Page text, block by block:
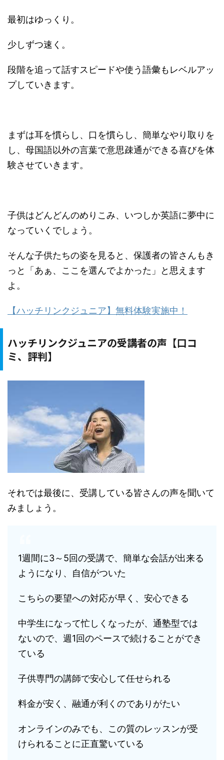
最初はゆっくり。
少しずつ速く。
段階を追って話すスピードや使う語彙もレベルアッ
プしていきます。
まずは耳を慣らし、口を慣らし、簡単なやり取りを
し、母国語以外の言葉で意思疎通ができる喜びを体
験させていきます。
子供はどんどんのめりこみ、いつしか英語に夢中に
なっていくでしょう。
そんな子供たちの姿を見ると、保護者の皆さんもき
っと「あぁ、ここを選んでよかった」と思えます
よ。
【ハッチリンクジュニア】無料体験実施中！
ハッチリンクジュニアの受講者の声【口コ
ミ、評判】
それでは最後に、受講している皆さんの声を聞いて
みましょう。
1週間に3～5回の受講で、簡単な会話が出来る
ようになり、自信がついた
こちらの要望への対応が早く、安心できる
中学生になって忙しくなったが、通塾型では
ないので、週1回のペースで続けることができ
ている
子供専門の講師で安心して任せられる
料金が安く、融通が利くのでありがたい
オンラインのみでも、この質のレッスンが受
けられることに正直驚いている